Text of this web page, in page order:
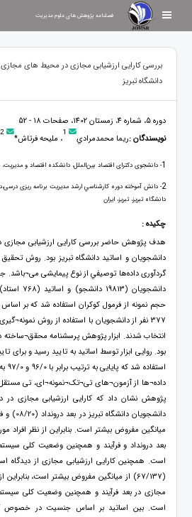
فصلنامه پژوهش های علوم مدیریت
بررسی کارایی ارزشیابی مجازی در محیط های مجازی
دانشگاه تبریز
دوره 5، شماره 4، زمستان 1402، صفحات 18 - 52
نویسندگان :ريما محمدمرادي 1، مليحه فرتاش* 2
1- دانشجوی دکترای اقتصاد بین‌الملل، دانشکده اقتصاد و مدیریت،
2- دانش آموخته دوره كارشناسي ارشد مديريت برنامه ریزی
دانشگاه تبریز، تبریز، ایران
چکیده :
هدف پژوهش حاضر بررسی کارایی ارزشیابی مجازی
دانشجویان و اساتید دانشگاه تبریز بود. روش
گردآوری داده‌ها توصيفي از نوع پیمایشی
دانشجویان
377 نفر از دانشجویان با استفاده از روش
انتخاب شدند. ابزار پژوهش پرسشنامه محقق¬ساخته
بود. روایی ابزار توسط اساتید به تایید رسید و برای
داده¬ها از آزمون¬های تی¬تک¬نمونه¬ای، تی مستقل
پژوهش نشان داد که کارایی ارزشیابی مجازی در
میانگین مفروض بیشتر است. بنابراین از نظر افراد
بعد درونداد و فرآیند و همچنین وضعیت کلی
(67/137) از میانگین مفروض بیشتر است،
مجازی در بعد فرآیند و همچنین وضعیت کلی سیستم
است. بین اساتید بر اساس جنسیت در خصوص